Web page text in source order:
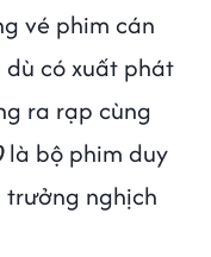
vé phim cán
có xuất phát
ra rạp cùng
là bộ phim duy
nghịch